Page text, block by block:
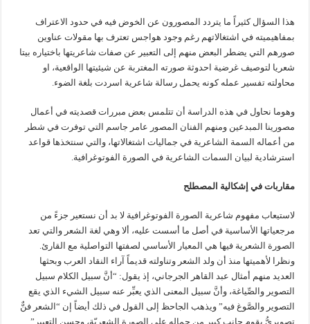
هذا السؤال كثيراً ما يتردد المصورون عن الخوض فيه في حدود الاعتراف
بمفاهيميته في اشتغالاتهم رغم وجود هواجس تعترف بها مقولات عناوين
صورهم التي يضطر البعض منهم إلى التعبير عن صفات شاعريتها باختياره بيتا
شعريا لتوصيف غرضية احدوثة صورته المغتربة عن شيئيتها الواقعية، او
محاولته تفسير عمله كونه يحمل رسالة شاعرية اسردت بلغة الضوء.
وهوما نحاول في هذه الدراسة أن تتلمس بعض مبررات قصديته في أعمال
مصورينا المبدعين ومنهم الفنان المصور عامر جاسم التي توفرت في شطر
من أعماله السمة الشاعرية في جماليات اشتغالاتها، والتي سنتخذها قواعد
استرشادية لبيان السمات الشاعرية في الصورة الفوتوغرافية.
مقاربات في إشكالية المصطلح
لاستيعاب مفهوم شاعرية الصورة الفوتوغرافية لا بد أن نستعير جزءً من
مرجعياتها الأساسية في أصل ما أسست عليه، ألا وهي لغة الشعر والتي تعد
الصورة الشعرية فيها هي المعيار الأساسي لصفتها التواصلية مع القارئ.
ونظرا لأهميتها منذ أن ولد الشعر وتناولته قديماً آراء النقاد العرب وبحثها
العديد منهم أمثال عبد القاهر الجرجاني، إذ يقول: “أنَّ سبيل الكلام سبيل
التصوير والصِّياغة، وأنَّ سبيل المعنى الذي يعبِّر عنه سبيل الشيء الذي يقع
التصوير والصَّوغ فيه” ويذهب الجاحظ إلى القول في ذلك أيضاً إن “الشعر فنٌّ
تصويريُّ يقوم جانب كبير من جماله على الصورة الشعريّة، وحسن التعبير”